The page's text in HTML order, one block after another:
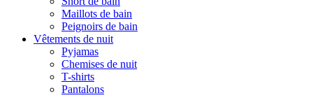
Maillots de bain
Peignoirs de bain
Vêtements de nuit
Pyjamas
Chemises de nuit
T-shirts
Pantalons